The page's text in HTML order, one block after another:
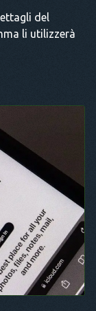
del
li utilizzerà